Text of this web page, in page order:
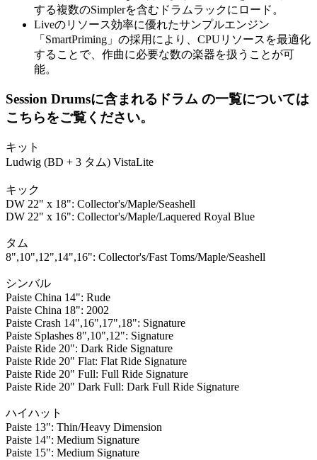
する複数のSimplerを含むドラムラックにロード。
Liveのリソース効率に優れたサンプルエンジン
「SmartPriming」の採用により、CPUリソースを最適化
することで、作曲に必要な数の楽器を扱うことが可
能。
Session Drumsに含まれるドラム の一覧については
こちらをご覧ください。
キット
Ludwig (BD + 3 タム) VistaLite
キック
DW 22" x 18": Collector's/Maple/Seashell
DW 22" x 16": Collector's/Maple/Laquered Royal Blue
タム
8",10",12",14",16": Collector's/Fast Toms/Maple/Seashell
シンバル
Paiste China 14": Rude
Paiste China 18": 2002
Paiste Crash 14",16",17",18": Signature
Paiste Splashes 8",10",12": Signature
Paiste Ride 20": Dark Ride Signature
Paiste Ride 20" Flat: Flat Ride Signature
Paiste Ride 20" Full: Full Ride Signature
Paiste Ride 20" Dark Full: Dark Full Ride Signature
ハイハット
Paiste 13": Thin/Heavy Dimension
Paiste 14": Medium Signature
Paiste 15": Medium Signature